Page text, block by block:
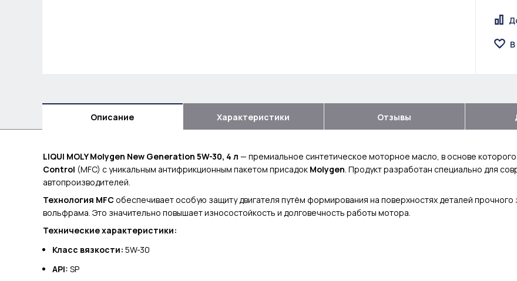
Описание Характеристики Отзывы
LIQUI MOLY Molygen New Generation 5W-30, 4 л — премиальное синтетическое моторное масло, в основе
Control (MFC) с уникальным антифрикционным пакетом присадок Molygen. Продукт разработан специально для
автопроизводителей.
Технология MFCобеспечивает особую защиту двигателя путём формирования на поверхностях деталей
вольфрама. Это значительно повышает износостойкость и долговечность работы мотора.
Технические характеристики:
Класс вязкости: 5W-30
API: SP